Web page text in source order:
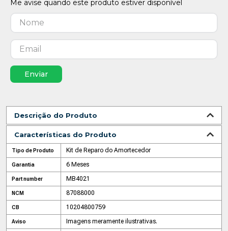
Enviar
Descrição do Produto
Características do Produto
Tipo de Produto Kit de Reparo do Amortecedor
Garantia 6 Meses
Part number MB4021
NCM 87088000
CB 10204800759
Aviso Imagens meramente ilustrativas.